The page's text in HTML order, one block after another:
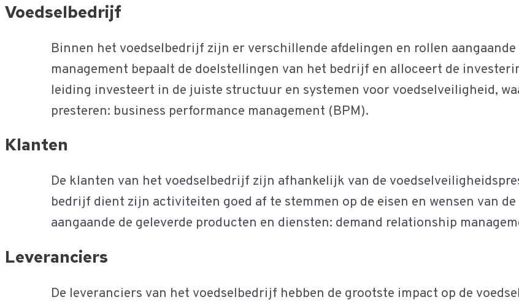
Voedselbedrijf
Binnen het voedselbedrijf zijn er verschillende afdelingen en rollen
management bepaalt de doelstellingen van het bedrijf en alloceert de
leiding investeert in de juiste structuur en systemen voor voedselveiligheid,
presteren: business performance management (BPM).
Klanten
De klanten van het voedselbedrijf zijn afhankelijk van de
bedrijf dient zijn activiteiten goed af te stemmen op de eisen en wensen van
aangaande de geleverde producten en diensten: demand relationship
Leveranciers
De leveranciers van het voedselbedrijf hebben de grootste impact op de